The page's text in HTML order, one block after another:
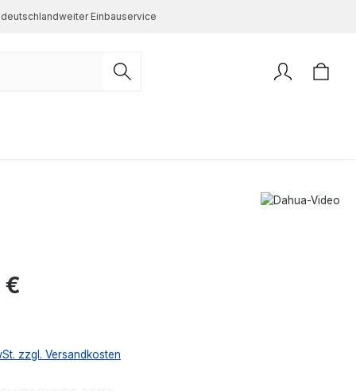
deutschlandweiter Einbauservice
€
zzgl. Versandkosten